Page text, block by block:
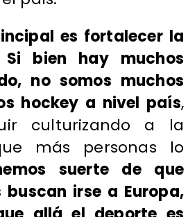
es fortalecer la
bien hay muchos
no somos muchos
hockey a nivel país,
culturizando a la
más personas lo
suerte de que
irse a Europa,